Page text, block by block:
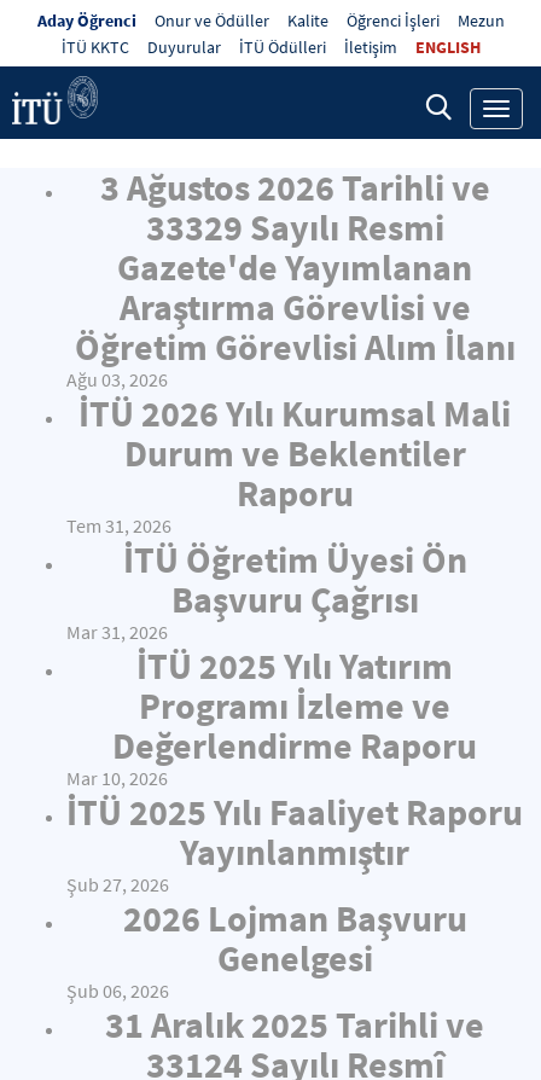
Aday Öğrenci Onur ve Ödüller Kalite Öğrenci İşleri
Mezun
İTÜ KKTC
Duyurular İTÜ Ödülleri İletişim ENGLISH
3 Ağustos 2026 Tarihli ve
33329 Sayılı Resmi
Gazete'de Yayımlanan
Araştırma Görevlisi ve
Öğretim Görevlisi Alım İlanı
Ağu 03, 2026
İTÜ 2026 Yılı Kurumsal Mali
Durum ve Beklentiler
Raporu
Tem 31, 2026
İTÜ Öğretim Üyesi Ön
Başvuru Çağrısı
Mar 31, 2026
İTÜ 2025 Yılı Yatırım
Programı İzleme ve
Değerlendirme Raporu
Mar 10, 2026
İTÜ 2025 Yılı Faaliyet Raporu
Yayınlanmıştır
Şub 27, 2026
2026 Lojman Başvuru
Genelgesi
Şub 06, 2026
31 Aralık 2025 Tarihli ve
33124 Sayılı Resmî